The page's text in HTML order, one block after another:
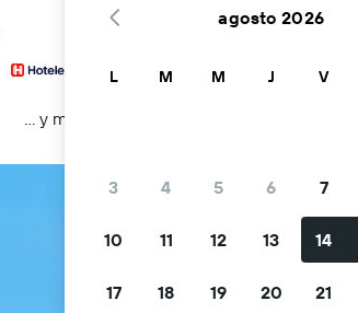
… y más
agosto 2026
L M M J V
3 4 5 6 7
10 11 12 13 14
17 18 19 20 21